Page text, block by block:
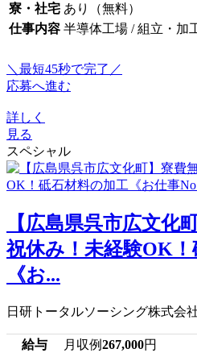
寮・社宅 あり（無料）
仕事内容 半導体工場 / 組立・加
＼最短45秒で完了／
応募へ進む
詳しく
見る
スペシャル
【広島県呉市広文化
祝休み！未経験OK
《お...
日研トータルソーシング株式会
給与 月収例267,000円